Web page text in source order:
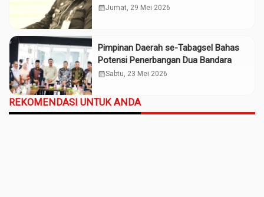
calendar_monthJumat, 29 Mei 2026
Pimpinan Daerah se-Tabagsel Bahas
Potensi Penerbangan Dua Bandara
calendar_monthSabtu, 23 Mei 2026
REKOMENDASI UNTUK ANDA